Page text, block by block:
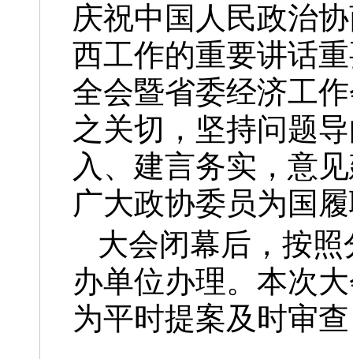
庆祝中国人民政治
西工作的重要讲话
全会暨省委经济工
之关切，坚持问题
入、建言务实，意
广大政协委员为国
大会闭幕后，按
办单位办理。本次
为平时提案及时审